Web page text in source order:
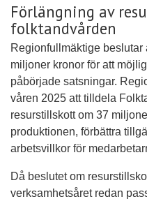
Förlängning av
folktandvården
Regionfullmäktige
miljoner kronor för att
påbörjade satsningar.
våren 2025 att tilldela
resurstillskott om 37
produktionen, förbättra
arbetsvillkor för
Då beslutet om
verksamhetsåret redan